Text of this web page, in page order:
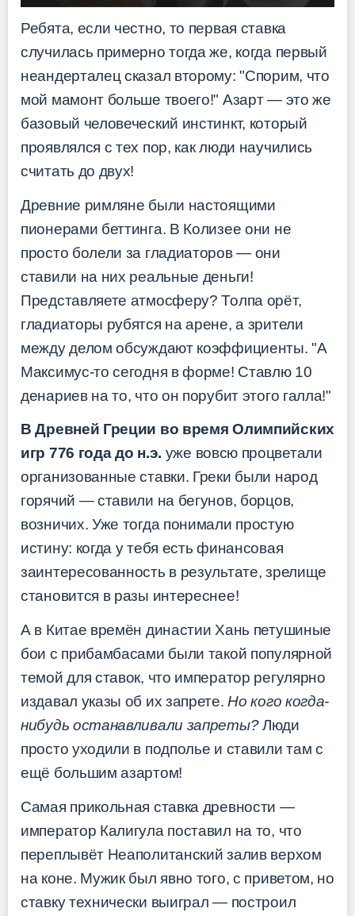
Ребята, если честно, то первая ставка
случилась примерно тогда же, когда первый
неандерталец сказал второму: "Спорим, что
мой мамонт больше твоего!" Азарт — это же
базовый человеческий инстинкт, который
проявлялся с тех пор, как люди научились
считать до двух!
Древние римляне были настоящими
пионерами беттинга. В Колизее они не
просто болели за гладиаторов — они
ставили на них реальные деньги!
Представляете атмосферу? Толпа орёт,
гладиаторы рубятся на арене, а зрители
между делом обсуждают коэффициенты. "А
Максимус-то сегодня в форме! Ставлю 10
денариев на то, что он порубит этого галла!"
В Древней Греции во время Олимпийских
игр 776 года до н.э. уже вовсю процветали
организованные ставки. Греки были народ
горячий — ставили на бегунов, борцов,
возничих. Уже тогда понимали простую
истину: когда у тебя есть финансовая
заинтересованность в результате, зрелище
становится в разы интереснее!
А в Китае времён династии Хань петушиные
бои с прибамбасами были такой популярной
темой для ставок, что император регулярно
издавал указы об их запрете.Но кого когда-
нибудь останавливали запреты?Люди
просто уходили в подполье и ставили там с
ещё большим азартом!
Самая прикольная ставка древности —
император Калигула поставил на то, что
переплывёт Неаполитанский залив верхом
на коне. Мужик был явно того, с приветом, но
ставку технически выиграл — построил